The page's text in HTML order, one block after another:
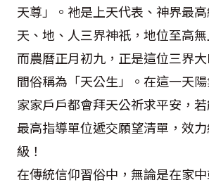
天尊」。祂是上天代表、神界最
天、地、人三界神祇，地位至高無
而農曆正月初九，正是這位三界
間俗稱為「天公生」。在這一天陽
家家戶戶都會拜天公祈求平安，
最高指導單位遞交願望清單，效
級！
在傳統信仰習俗中，無論是在家中